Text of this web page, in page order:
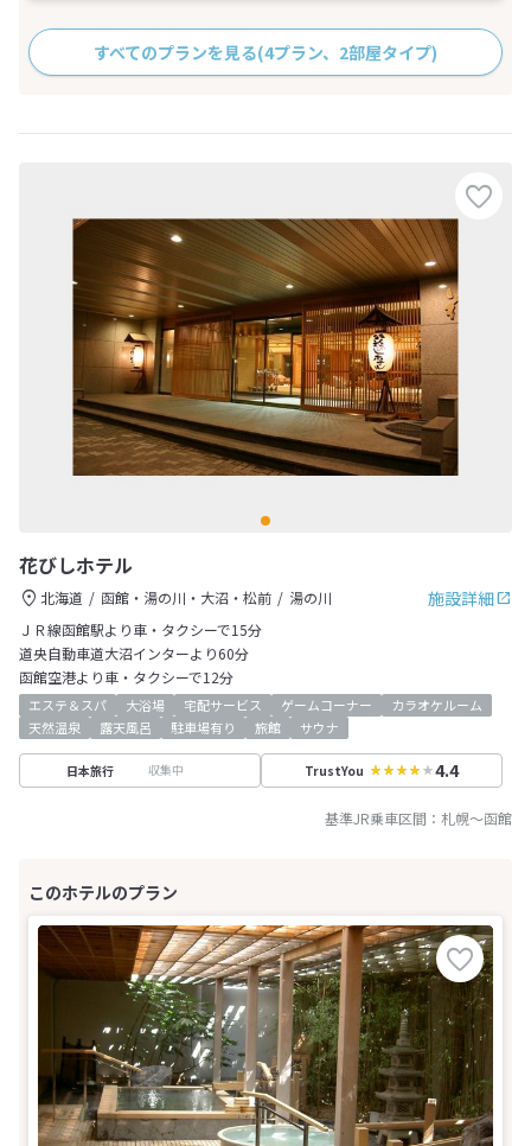
すべてのプランを見る(4プラン、2部屋タイプ)
花びしホテル
施設詳細
北海道 函館・湯の川・大沼・松前
湯の川
ＪＲ線函館駅より車・タクシーで15分
道央自動車道大沼インターより60分
函館空港より車・タクシーで12分
エステ＆スパ 大浴場 宅配サービス ゲームコーナー
カラオケルーム
天然温泉
露天風呂 駐車場有り 旅館 サウナ
日本旅行 収集中 TrustYou 4.4
基準JR乗車区間： 札幌～函館